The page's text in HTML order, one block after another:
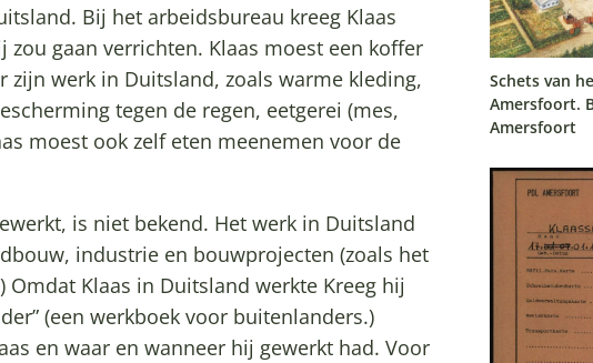
Bij het arbeidsbureau kreeg Klaas
gaan verrichten. Klaas moest een koffer
zijn werk in Duitsland, zoals warme kleding,
tegen de regen, eetgerei (mes,
moest ook zelf eten meenemen voor de
is niet bekend. Het werk in Duitsland
industrie en bouwprojecten (zoals het
Klaas in Duitsland werkte Kreeg hij
(een werkboek voor buitenlanders.)
en waar en wanneer hij gewerkt had. Voor
Schets van
Amersfoort.
Amersfoort